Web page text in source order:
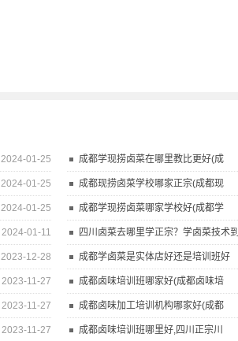
2024-01-25 成都学现捞卤菜在哪里教比更好(成
2024-01-25 成都现捞卤菜学校哪家正宗(成都现
2024-01-25 成都学现捞卤菜哪家学校好(成都学
2024-01-11 四川卤菜去哪里学正宗？学卤菜技术到
2023-12-28 成都学卤菜是实体店好还是培训班好
2023-11-27 成都卤味培训班哪家好(成都卤味培
2023-11-27 成都卤味加工培训机构哪家好(成都
2023-11-27 成都卤味培训班哪里好,四川正宗川